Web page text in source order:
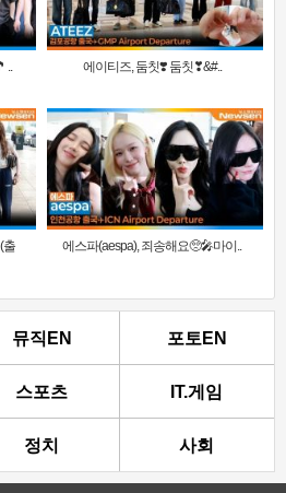
.. 에이티즈, 둠칫❣️ 둠칫❣&#..
출
에스파(aespa), 죄송해요🥺🎤마이..
뮤직EN 포토EN
스포츠 IT.게임
정치 사회